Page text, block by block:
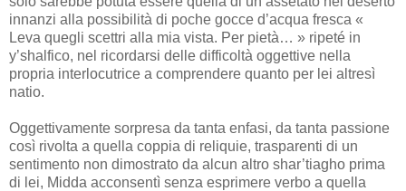
innanzi alla possibilità di poche gocce d’acqua fresca «
Leva quegli scettri alla mia vista. Per pietà… » ripeté in
y’shalfico, nel ricordarsi delle difficoltà oggettive nella
propria interlocutrice a comprendere quanto per lei altresì
natio.
Oggettivamente sorpresa da tanta enfasi, da tanta passione
così rivolta a quella coppia di reliquie, trasparenti di un
sentimento non dimostrato da alcun altro shar’tiagho prima
di lei, Midda acconsentì senza esprimere verbo a quella